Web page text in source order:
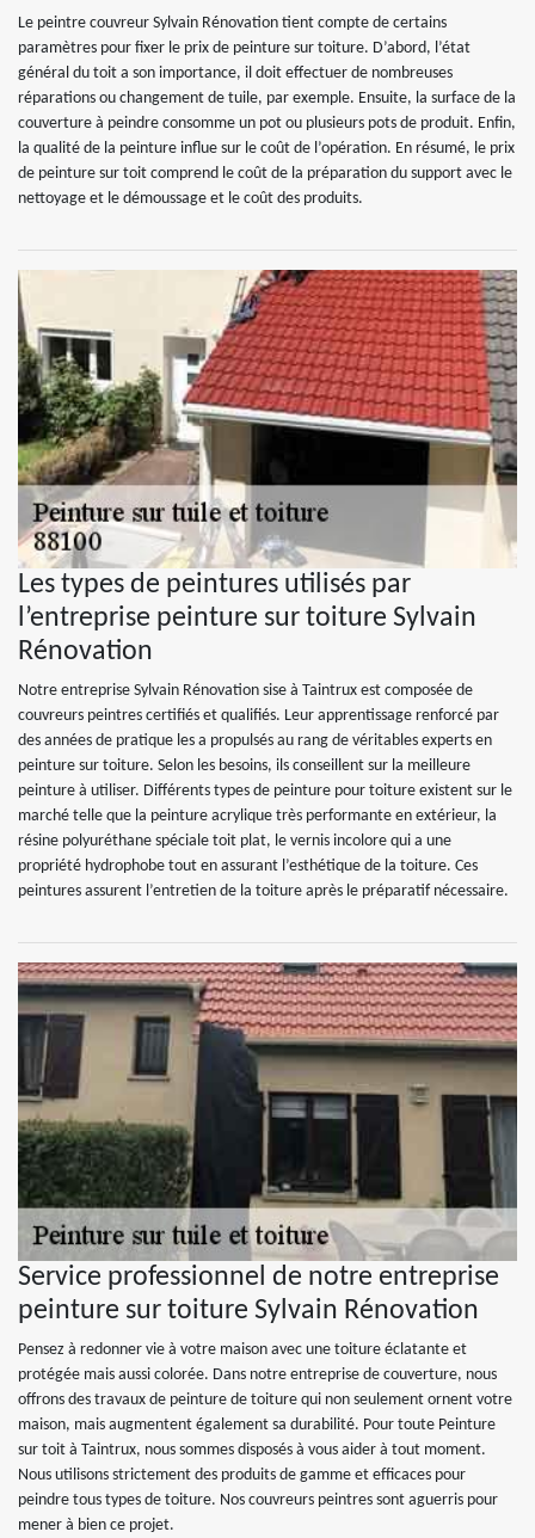
Le peintre couvreur Sylvain Rénovation tient compte de certains
paramètres pour fixer le prix de peinture sur toiture. D’abord, l’état
général du toit a son importance, il doit effectuer de nombreuses
réparations ou changement de tuile, par exemple. Ensuite, la surface de la
couverture à peindre consomme un pot ou plusieurs pots de produit. Enfin,
la qualité de la peinture influe sur le coût de l’opération. En résumé, le prix
de peinture sur toit comprend le coût de la préparation du support avec le
nettoyage et le démoussage et le coût des produits.
Les types de peintures utilisés par
l’entreprise peinture sur toiture Sylvain
Rénovation
Notre entreprise Sylvain Rénovation sise à Taintrux est composée de
couvreurs peintres certifiés et qualifiés. Leur apprentissage renforcé par
des années de pratique les a propulsés au rang de véritables experts en
peinture sur toiture. Selon les besoins, ils conseillent sur la meilleure
peinture à utiliser. Différents types de peinture pour toiture existent sur le
marché telle que la peinture acrylique très performante en extérieur, la
résine polyuréthane spéciale toit plat, le vernis incolore qui a une
propriété hydrophobe tout en assurant l’esthétique de la toiture. Ces
peintures assurent l’entretien de la toiture après le préparatif nécessaire.
Service professionnel de notre entreprise
peinture sur toiture Sylvain Rénovation
Pensez à redonner vie à votre maison avec une toiture éclatante et
protégée mais aussi colorée. Dans notre entreprise de couverture, nous
offrons des travaux de peinture de toiture qui non seulement ornent votre
maison, mais augmentent également sa durabilité. Pour toute Peinture
sur toit à Taintrux, nous sommes disposés à vous aider à tout moment.
Nous utilisons strictement des produits de gamme et efficaces pour
peindre tous types de toiture. Nos couvreurs peintres sont aguerris pour
mener à bien ce projet.